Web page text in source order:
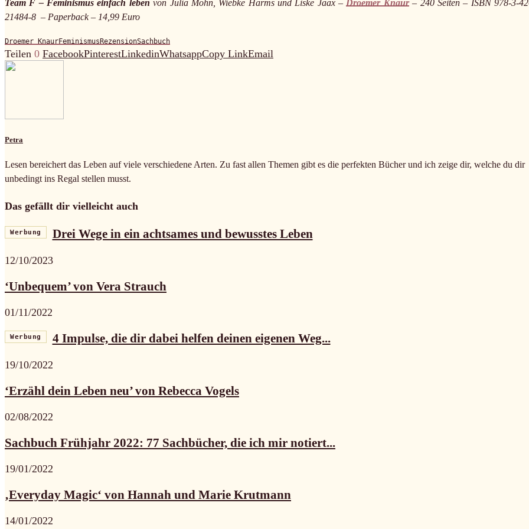
Team F – Feminismus einfach leben von Julia Möhn, Wiebke Harms und Liske Jaax – Droemer Knaur– 240 Seiten – ISBN 978-3-
21484-8 – Paperback – 14,99 Euro
Droemer KnaurFeminismusRezensionSachbuch
Teilen 0 FacebookPinterestLinkedinWhatsappCopy LinkEmail
Petra
Lesen bereichert das Leben auf viele verschiedene Arten. Zu fast allen Themen gibt es die perfekten Bücher und ich zeige dir, welche du dir
unbedingt ins Regal stellen musst.
Das gefällt dir vielleicht auch
Werbung Drei Wege in ein achtsames und bewusstes Leben
12/10/2023
‘Unbequem’ von Vera Strauch
01/11/2022
Werbung 4 Impulse, die dir dabei helfen deinen eigenen Weg...
19/10/2022
‘Erzähl dein Leben neu’ von Rebecca Vogels
02/08/2022
Sachbuch Frühjahr 2022: 77 Sachbücher, die ich mir notiert...
19/01/2022
‚Everyday Magic‘ von Hannah und Marie Krutmann
14/01/2022